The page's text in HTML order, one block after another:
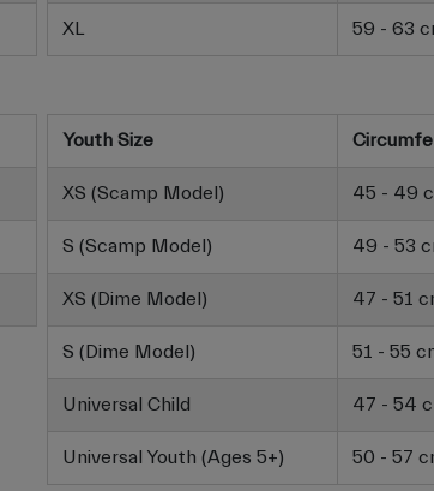
XL 59 - 63
Youth Size
XS (Scamp Model) 45 - 49
S (Scamp Model) 49 - 53
XS (Dime Model) 47 - 51
S (Dime Model) 51 - 55
Universal Child 47 - 54
Universal Youth (Ages 5+) 50 - 57